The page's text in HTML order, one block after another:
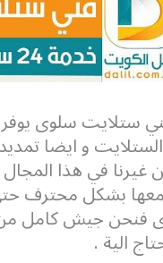
ستلايت سلوى
و ايضا
غيرنا في هذا
بشكل محترف
فنحن جيش كامل
الية .